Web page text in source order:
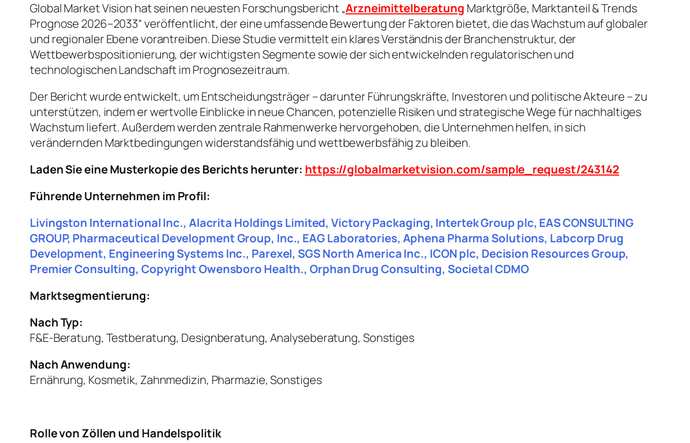
Global Market Vision hat seinen neuesten Forschungsbericht „Arzneimittelberatung Marktgröße, Marktanteil & Trends
Prognose 2026–2033“ veröffentlicht, der eine umfassende Bewertung der Faktoren bietet, die das Wachstum auf globaler
und regionaler Ebene vorantreiben. Diese Studie vermittelt ein klares Verständnis der Branchenstruktur, der
Wettbewerbspositionierung, der wichtigsten Segmente sowie der sich entwickelnden regulatorischen und
technologischen Landschaft im Prognosezeitraum.
Der Bericht wurde entwickelt, um Entscheidungsträger – darunter Führungskräfte, Investoren und politische Akteure – zu
unterstützen, indem er wertvolle Einblicke in neue Chancen, potenzielle Risiken und strategische Wege für nachhaltiges
Wachstum liefert. Außerdem werden zentrale Rahmenwerke hervorgehoben, die Unternehmen helfen, in sich
verändernden Marktbedingungen widerstandsfähig und wettbewerbsfähig zu bleiben.
Laden Sie eine Musterkopie des Berichts herunter: https://globalmarketvision.com/sample_request/243142
Führende Unternehmen im Profil:
Livingston International Inc., Alacrita Holdings Limited, Victory Packaging, Intertek Group plc, EAS CONSULTING
GROUP, Pharmaceutical Development Group, Inc., EAG Laboratories, Aphena Pharma Solutions, Labcorp Drug
Development, Engineering Systems Inc., Parexel, SGS North America Inc., ICON plc, Decision Resources Group,
Premier Consulting, Copyright Owensboro Health., Orphan Drug Consulting, Societal CDMO
Marktsegmentierung:
Nach Typ:
F&E-Beratung, Testberatung, Designberatung, Analyseberatung, Sonstiges
Nach Anwendung:
Ernährung, Kosmetik, Zahnmedizin, Pharmazie, Sonstiges
Rolle von Zöllen und Handelspolitik